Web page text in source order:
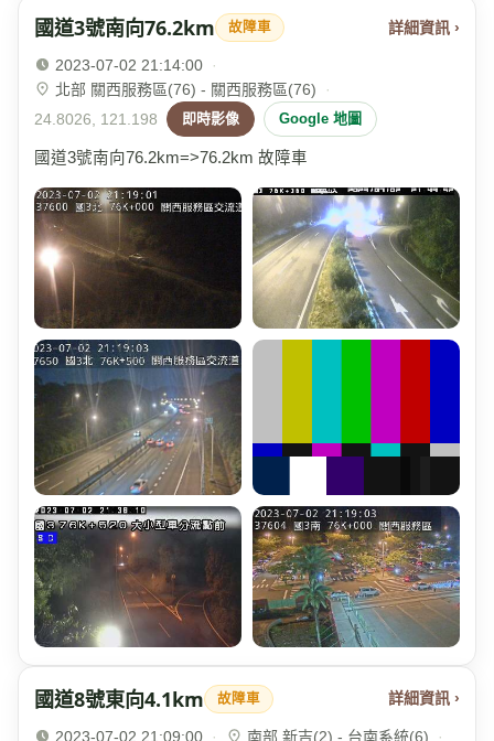
國道3號南向76.2km 故障車 詳細資訊 ›
2023-07-02 21:14:00
·
北部 關西服務區(76) - 關西服務區(76)
·
24.8026, 121.198
即時影像 Google 地圖
國道3號南向76.2km=>76.2km 故障車
國道8號東向4.1km 故障車 詳細資訊 ›
2023-07-02 21:09:00 · 南部 新吉(2) - 台南系統(6) ·